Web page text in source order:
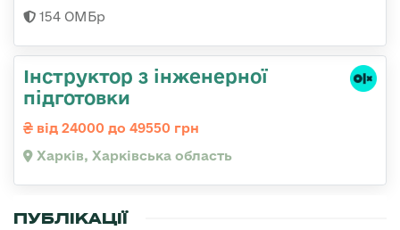
154 ОМБр
Інструктор з інженерної
підготовки
від 24000 до 49550 грн
Харків, Харківська область
ПУБЛІКАЦІЇ